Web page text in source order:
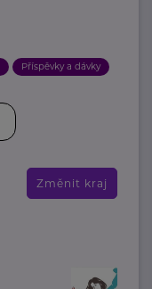
Příspěvky a dávky
Změnit kraj